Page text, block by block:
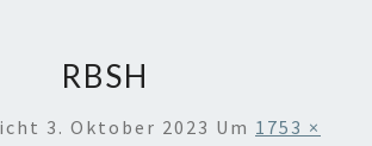
RBSH
3. Oktober 2023 Um 1753 ×